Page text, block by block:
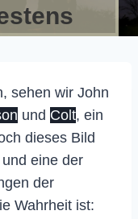
sehen wir John
und Colt, ein
dieses Bild
eine der
der
Wahrheit ist: